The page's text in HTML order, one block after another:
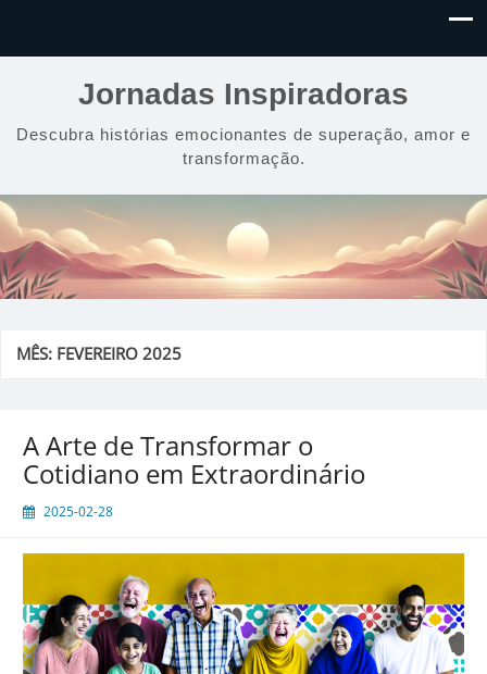
Jornadas Inspiradoras
Descubra histórias emocionantes de superação, amor e
transformação.
MÊS: FEVEREIRO 2025
A Arte de Transformar o
Cotidiano em Extraordinário
2025-02-28